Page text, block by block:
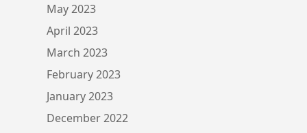
May 2023
April 2023
March 2023
February 2023
January 2023
December 2022